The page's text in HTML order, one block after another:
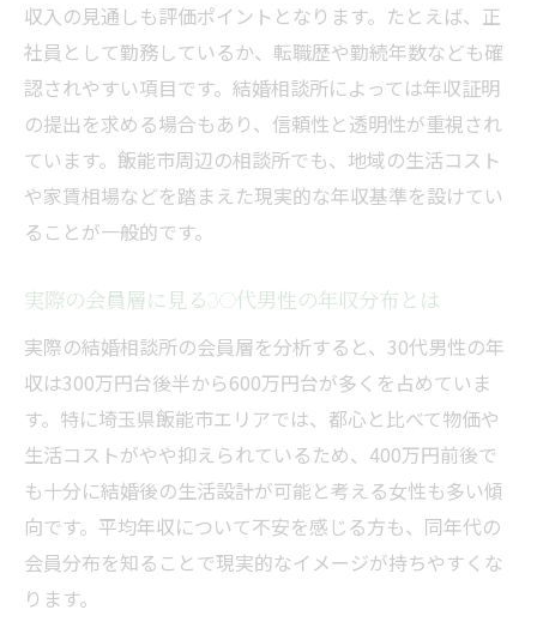
収入の見通しも評価ポイントとなります。たとえば、正
社員として勤務しているか、転職歴や勤続年数なども確
認されやすい項目です。結婚相談所によっては年収証明
の提出を求める場合もあり、信頼性と透明性が重視され
ています。飯能市周辺の相談所でも、地域の生活コスト
や家賃相場などを踏まえた現実的な年収基準を設けてい
ることが一般的です。
実際の会員層に見る30代男性の年収分布とは
実際の結婚相談所の会員層を分析すると、30代男性の年
収は300万円台後半から600万円台が多くを占めていま
す。特に埼玉県飯能市エリアでは、都心と比べて物価や
生活コストがやや抑えられているため、400万円前後で
も十分に結婚後の生活設計が可能と考える女性も多い傾
向です。平均年収について不安を感じる方も、同年代の
会員分布を知ることで現実的なイメージが持ちやすくな
ります。